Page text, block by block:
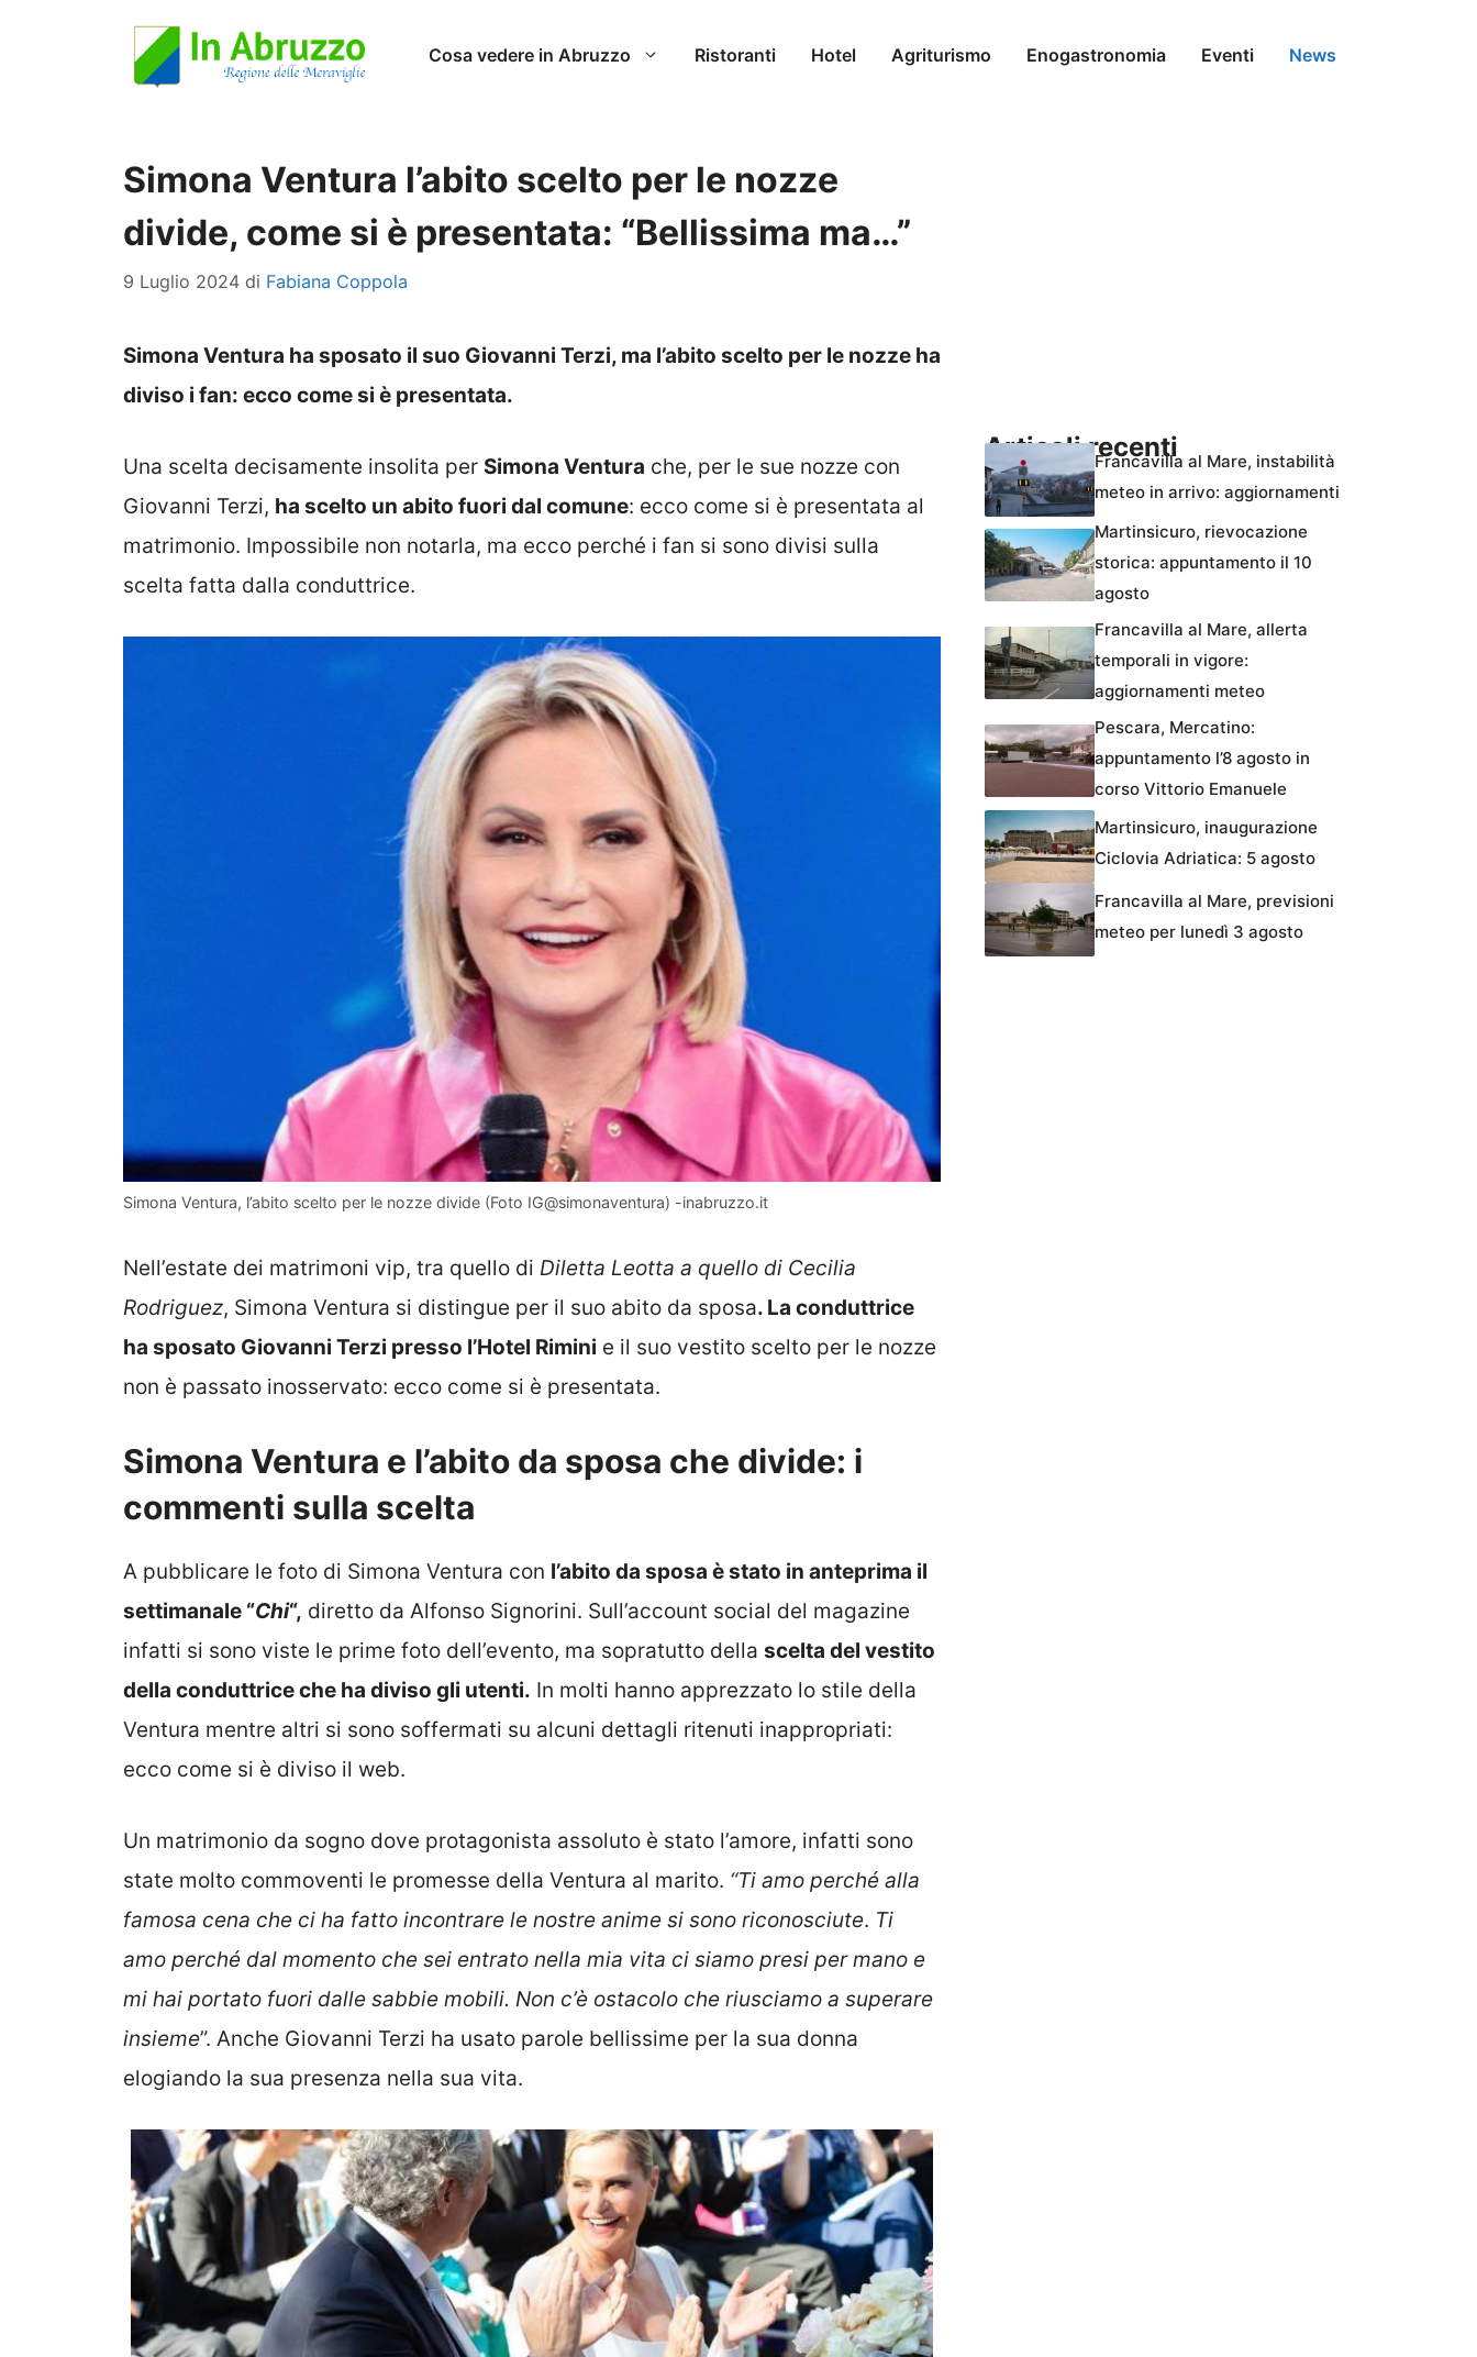
Cosa vedere in Abruzzo Ristoranti Hotel Agriturismo Enogastronomia Eventi News
Simona Ventura l’abito scelto per le nozze
divide, come si è presentata: “Bellissima ma…”
9 Luglio 2024 di Fabiana Coppola
Simona Ventura ha sposato il suo Giovanni Terzi, ma l’abito scelto per le nozze ha
diviso i fan: ecco come si è presentata.
Una scelta decisamente insolita per Simona Ventura che, per le sue nozze con
Giovanni Terzi, ha scelto un abito fuori dal comune: ecco come si è presentata al
matrimonio. Impossibile non notarla, ma ecco perché i fan si sono divisi sulla
scelta fatta dalla conduttrice.
Simona Ventura, l’abito scelto per le nozze divide (Foto IG@simonaventura) -inabruzzo.it
Nell’estate dei matrimoni vip, tra quello di Diletta Leotta a quello di Cecilia
Rodriguez, Simona Ventura si distingue per il suo abito da sposa. La conduttrice
ha sposato Giovanni Terzi presso l’Hotel Rimini e il suo vestito scelto per le nozze
non è passato inosservato: ecco come si è presentata.
Simona Ventura e l’abito da sposa che divide: i
commenti sulla scelta
A pubblicare le foto di Simona Ventura con l’abito da sposa è stato in anteprima il
settimanale “Chi“, diretto da Alfonso Signorini. Sull’account social del magazine
infatti si sono viste le prime foto dell’evento, ma sopratutto della scelta del vestito
della conduttrice che ha diviso gli utenti. In molti hanno apprezzato lo stile della
Ventura mentre altri si sono soffermati su alcuni dettagli ritenuti inappropriati:
ecco come si è diviso il web.
Un matrimonio da sogno dove protagonista assoluto è stato l’amore, infatti sono
state molto commoventi le promesse della Ventura al marito. “Ti amo perché alla
famosa cena che ci ha fatto incontrare le nostre anime si sono riconosciute. Ti
amo perché dal momento che sei entrato nella mia vita ci siamo presi per mano e
mi hai portato fuori dalle sabbie mobili. Non c’è ostacolo che riusciamo a superare
insieme”. Anche Giovanni Terzi ha usato parole bellissime per la sua donna
elogiando la sua presenza nella sua vita.
Articoli recentiFrancavilla al Mare, instabilità
meteo in arrivo: aggiornamenti
Martinsicuro, rievocazione
storica: appuntamento il 10
agosto
Francavilla al Mare, allerta
temporali in vigore:
aggiornamenti meteo
Pescara, Mercatino:
appuntamento l’8 agosto in
corso Vittorio Emanuele
Martinsicuro, inaugurazione
Ciclovia Adriatica: 5 agosto
Francavilla al Mare, previsioni
meteo per lunedì 3 agosto